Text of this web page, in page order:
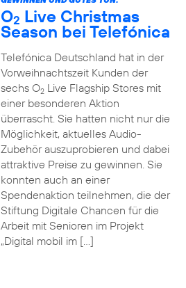
O2 Live Christmas
Season bei Telefónica
Telefónica Deutschland hat in der
Vorweihnachtszeit Kunden der
sechs O2Live Flagship Stores mit
einer besonderen Aktion
überrascht. Sie hatten nicht nur die
Möglichkeit, aktuelles Audio-
Zubehör auszuprobieren und dabei
attraktive Preise zu gewinnen. Sie
konnten auch an einer
Spendenaktion teilnehmen, die der
Stiftung Digitale Chancen für die
Arbeit mit Senioren im Projekt
„Digital mobil im […]